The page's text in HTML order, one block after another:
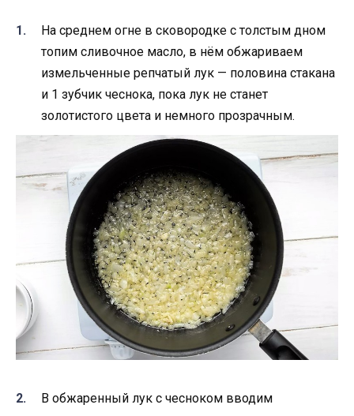
На среднем огне в сковородке с толстым дном
топим сливочное масло, в нём обжариваем
измельченные репчатый лук — половина стакана
и 1 зубчик чеснока, пока лук не станет
золотистого цвета и немного прозрачным.
В обжаренный лук с чесноком вводим